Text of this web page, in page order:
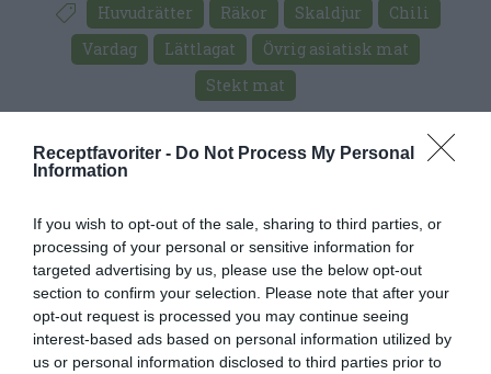
Receptfavoriter - Do Not Process My Personal
Information
If you wish to opt-out of the sale, sharing to third parties, or
processing of your personal or sensitive information for
targeted advertising by us, please use the below opt-out
section to confirm your selection. Please note that after your
opt-out request is processed you may continue seeing
interest-based ads based on personal information utilized by
us or personal information disclosed to third parties prior to
Huvudrätter Räkor Skaldjur
Chili
Vardag
Lättlagat
Övrig asiatisk mat
Stekt mat
E-mail Skriv ut
Uppskattat näringsvärde per portion:
324 kcal
Publicerat: 2009-06-02,Uppdaterat:2019-08-26